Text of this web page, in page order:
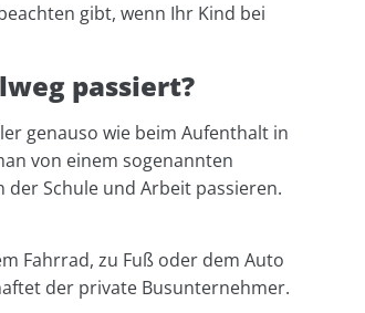
gibt, wenn Ihr Kind bei
passiert?
genauso wie beim Aufenthalt in
von einem sogenannten
der Schule und Arbeit passieren.
Fahrrad, zu Fuß oder dem Auto
der private Busunternehmer.